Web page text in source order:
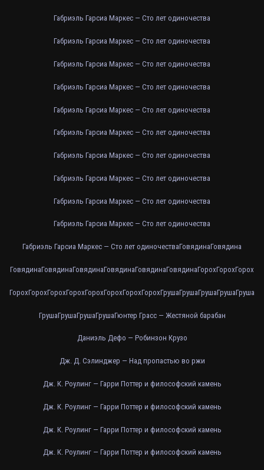
Габриэль Гарсиа Маркес — Сто лет одиночества
Габриэль Гарсиа Маркес — Сто лет одиночества
Габриэль Гарсиа Маркес — Сто лет одиночества
Габриэль Гарсиа Маркес — Сто лет одиночества
Габриэль Гарсиа Маркес — Сто лет одиночества
Габриэль Гарсиа Маркес — Сто лет одиночества
Габриэль Гарсиа Маркес — Сто лет одиночества
Габриэль Гарсиа Маркес — Сто лет одиночества
Габриэль Гарсиа Маркес — Сто лет одиночества
Габриэль Гарсиа Маркес — Сто лет одиночества
Габриэль Гарсиа Маркес — Сто лет одиночестваГовядинаГовядина
ГовядинаГовядинаГовядинаГовядинаГовядинаГовядинаГорохГорохГорох
ГорохГорохГорохГорохГорохГорохГорохГорохГрушаГрушаГрушаГрушаГруша
ГрушаГрушаГрушаГрушаГюнтер Грасс — Жестяной барабан
Даниэль Дефо — Робинзон Крузо
Дж. Д. Сэлинджер — Над пропастью во ржи
Дж. К. Роулинг — Гарри Поттер и философский камень
Дж. К. Роулинг — Гарри Поттер и философский камень
Дж. К. Роулинг — Гарри Поттер и философский камень
Дж. К. Роулинг — Гарри Поттер и философский камень